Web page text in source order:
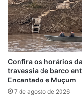
Confira os horários da
travessia de barco
Encantado e Muçum
7 de agosto de 2026